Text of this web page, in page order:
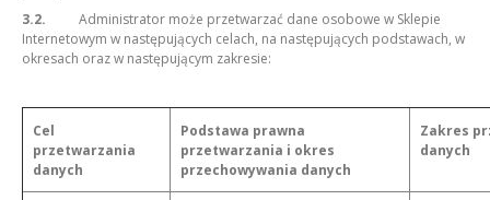
3.2. Administrator może przetwarzać dane osobowe w Sklepie
Internetowym w następujących celach, na następujących podstawach, w
okresach oraz w następującym zakresie:
Cel
przetwarzania
danych
Podstawa prawna
przetwarzania i okres
przechowywania danych
Zakres
danych